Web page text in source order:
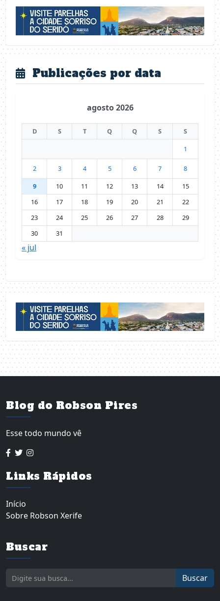
Publicações por data
agosto 2026
D S T Q Q S
S
1
2 3 4 5 6 7
8
9
10 11 12 13 14
15
16
17 18 19 20 21
22
23
24 25 26 27 28
29
30
31
« jul
Blog do Robson Pires
Esse todo mundo vê
Links Rápidos
Início
Sobre Robson Xerife
Buscar
Buscar